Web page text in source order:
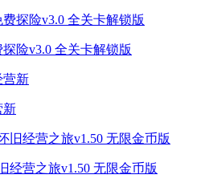
险v3.0 全关卡解锁版
新
经营之旅v1.50 无限金币版